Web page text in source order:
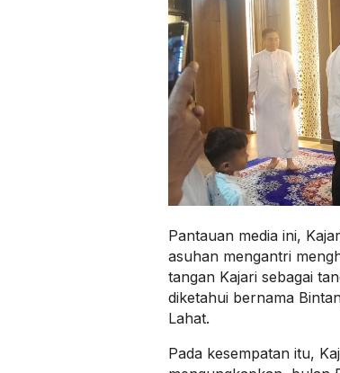
Pantauan media ini,
asuhan mengantri
tangan Kajari sebagai
diketahui bernama
Lahat.
Pada kesempatan itu,